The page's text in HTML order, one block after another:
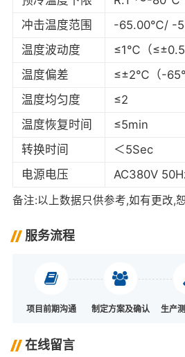
冲击温度范围
-65.00℃/ -
温度波动度
≤1℃（
温度偏差
≤±2℃（-
温度均匀度
≤2
温度恢复时间
≤5min
转换时间
＜5Sec
电源电压
AC380V
备注:以上数据只供参考,如有更改,
服务流程
项目前期沟通 制定方案及确认 生产
在线留言